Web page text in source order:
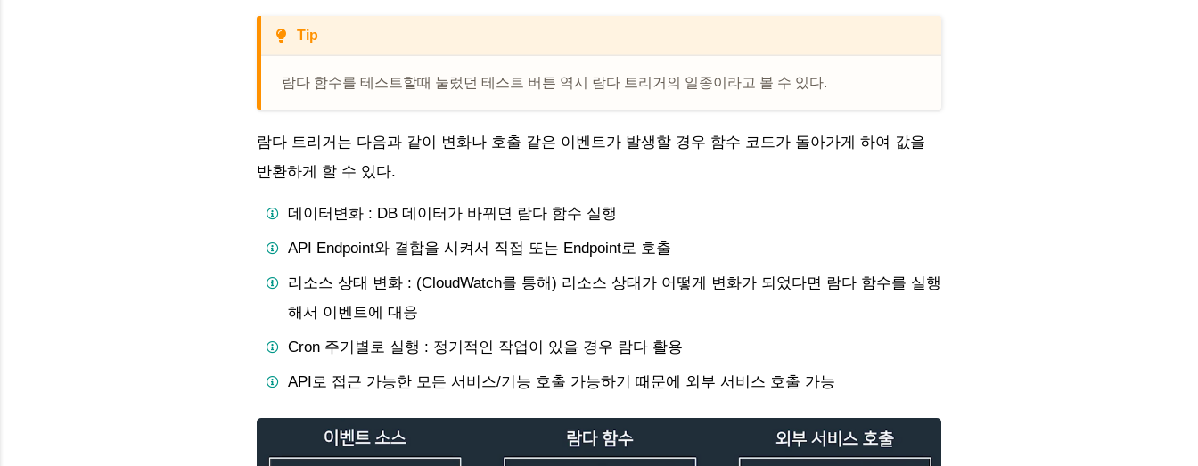
Tip
람다 함수를 테스트할때 눌렀던 테스트 버튼 역시 람다 트리거의 일종이라고 볼 수 있다.
람다 트리거는 다음과 같이 변화나 호출 같은 이벤트가 발생할 경우 함수 코드가 돌아가게 하여 값을
반환하게 할 수 있다.
데이터변화 : DB 데이터가 바뀌면 람다 함수 실행
API Endpoint와 결합을 시켜서 직접 또는 Endpoint로 호출
리소스 상태 변화 : (CloudWatch를 통해) 리소스 상태가 어떻게 변화가 되었다면 람다 함수를 실행
해서 이벤트에 대응
Cron 주기별로 실행 : 정기적인 작업이 있을 경우 람다 활용
API로 접근 가능한 모든 서비스/기능 호출 가능하기 때문에 외부 서비스 호출 가능